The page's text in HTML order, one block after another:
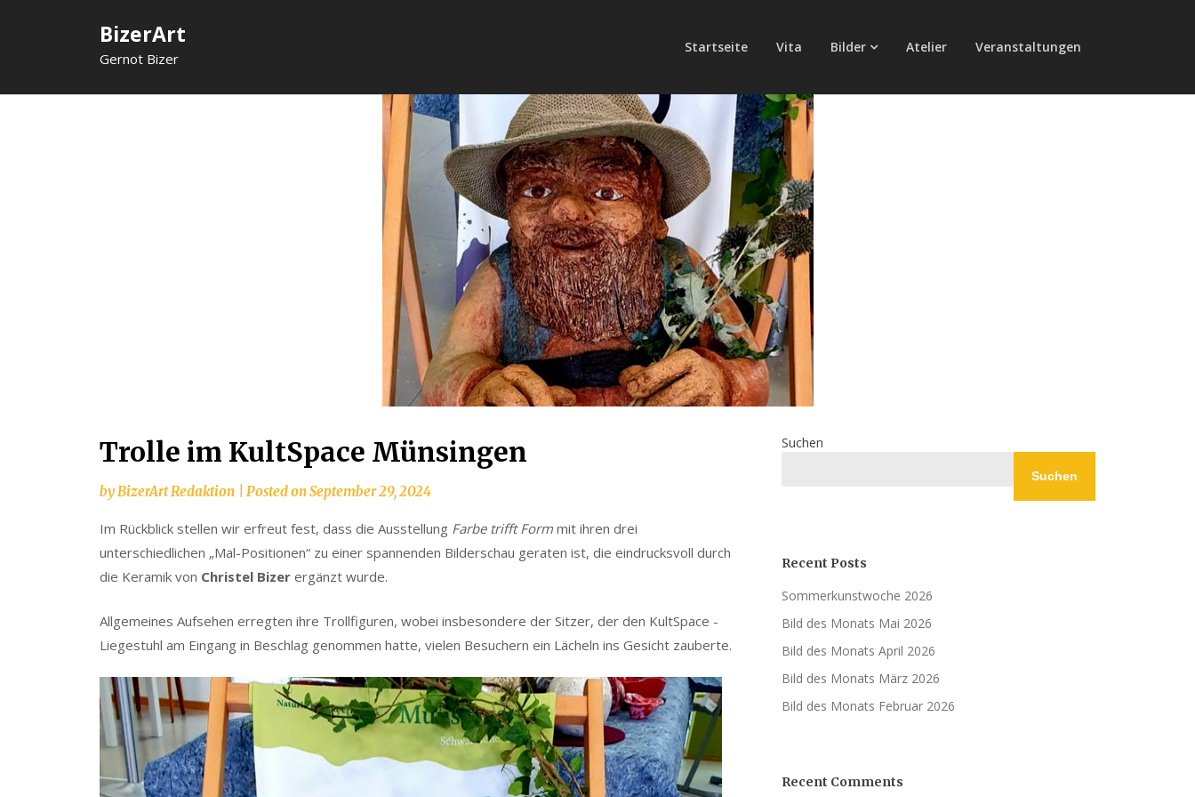
BizerArt
Gernot Bizer
Startseite Vita Bilder Atelier Veranstaltungen
Trolle im KultSpace Münsingen
byBizerArt Redaktion Posted onSeptember 29, 2024
Im Rückblick stellen wir erfreut fest, dass die Ausstellung Farbe trifft Form mit ihren drei
unterschiedlichen „Mal-Positionen“ zu einer spannenden Bilderschau geraten ist, die eindrucksvoll durch
die Keramik von Christel Bizer ergänzt wurde.
Allgemeines Aufsehen erregten ihre Trollfiguren, wobei insbesondere der Sitzer, der den KultSpace -
Liegestuhl am Eingang in Beschlag genommen hatte, vielen Besuchern ein Lächeln ins Gesicht zauberte.
Suchen
Suchen
Recent Posts
Sommerkunstwoche 2026
Bild des Monats Mai 2026
Bild des Monats April 2026
Bild des Monats März 2026
Bild des Monats Februar 2026
Recent Comments